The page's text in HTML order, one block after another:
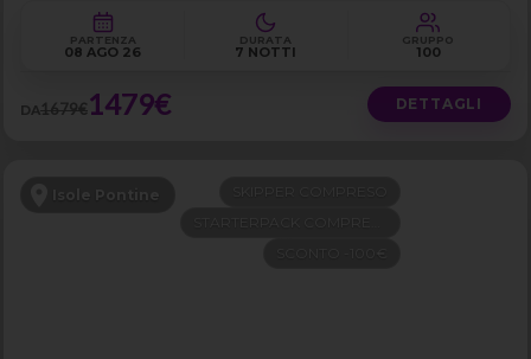
PARTENZA
08 AGO 26
DURATA
7 NOTTI
GRUPPO
100
DA1679€1479€ DETTAGLI
Isole Pontine